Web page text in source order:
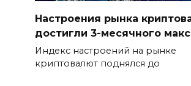
Настроения рынка
достигли 3-месячного
Индекс настроений на рынке
криптовалют поднялся до